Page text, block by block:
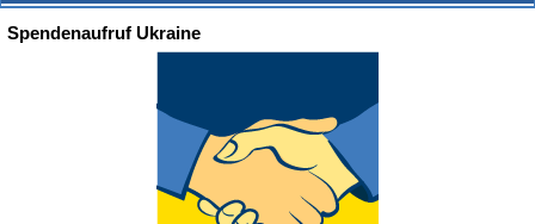
Spendenaufruf Ukraine